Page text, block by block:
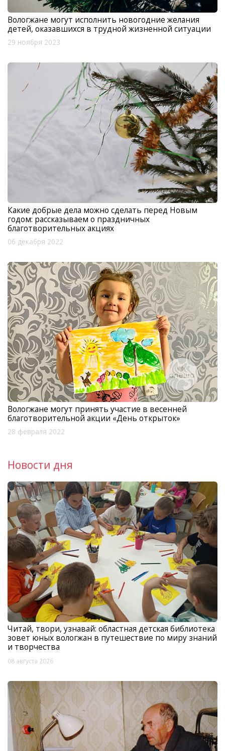
Вологжане могут исполнить новогодние желания
детей, оказавшихся в трудной жизненной ситуации
29 ноября 2023
Какие добрые дела можно сделать перед Новым
годом: рассказываем о праздничных
благотворительных акциях
06 декабря 2022
Вологжане могут принять участие в весенней
благотворительной акции «День открыток»
28 февраля 2022
Новости дня
Читай, твори, узнавай: областная детская библиотека
зовет юных вологжан в путешествие по миру знаний
и творчества
08 августа 2026